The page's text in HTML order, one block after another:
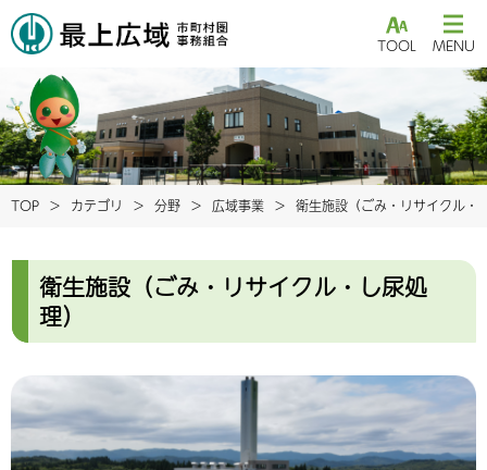
TOOL MENU
TOP カテゴリ 分野 広域事業 衛生施設（ごみ・リサイクル・
衛生施設（ごみ・リサイクル・し尿処
理）